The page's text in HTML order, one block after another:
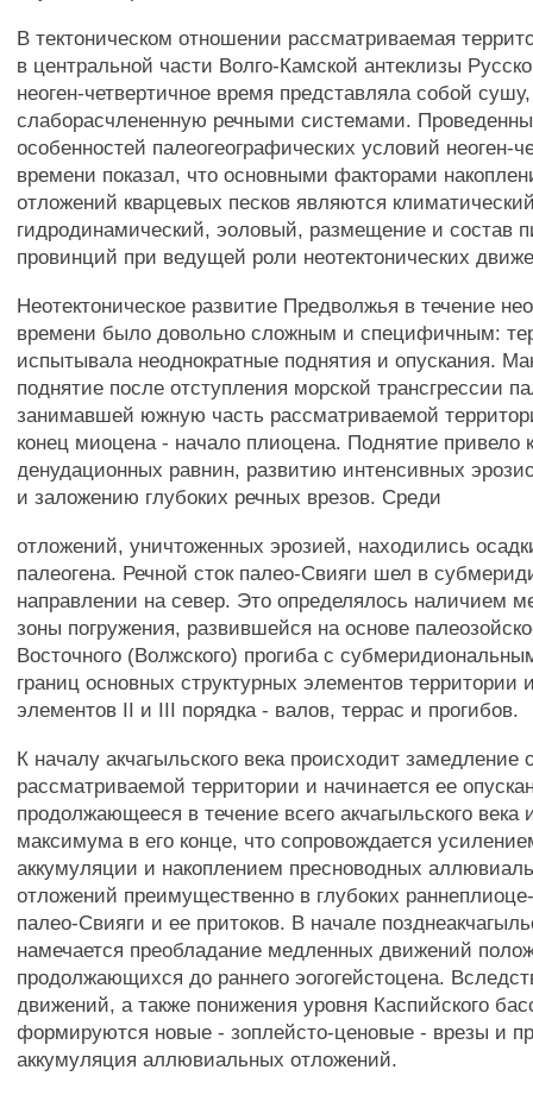
В тектоническом отношении рассматриваемая
в центральной части Волго-Камской антеклизы
неоген-четвертичное время представляла собой
слаборасчлененную речными системами.
особенностей палеогеографических условий неоген-
времени показал, что основными факторами
отложений кварцевых песков являются
гидродинамический, эоловый, размещение и состав
провинций при ведущей роли неотектонических
Неотектоническое развитие Предволжья в течение
времени было довольно сложным и специфичным:
испытывала неоднократные поднятия и опускания.
поднятие после отступления морской трансгрессии
занимавшей южную часть рассматриваемой
конец миоцена - начало плиоцена. Поднятие
денудационных равнин, развитию интенсивных
и заложению глубоких речных врезов. Среди
отложений, уничтоженных эрозией, находились
палеогена. Речной сток палео-Свияги шел в
направлении на север. Это определялось наличием
зоны погружения, развившейся на основе
Восточного (Волжского) прогиба с
границ основных структурных элементов территории
элементов II и III порядка - валов, террас и прогибов.
К началу акчагыльского века происходит замедление
рассматриваемой территории и начинается ее
продолжающееся в течение всего акчагыльского
максимума в его конце, что сопровождается
аккумуляции и накоплением пресноводных
отложений преимущественно в глубоких
палео-Свияги и ее притоков. В начале
намечается преобладание медленных движений
продолжающихся до раннего эогогейстоцена.
движений, а также понижения уровня Каспийского
формируются новые - зоплейсто-ценовые - врезы и
аккумуляция аллювиальных отложений.